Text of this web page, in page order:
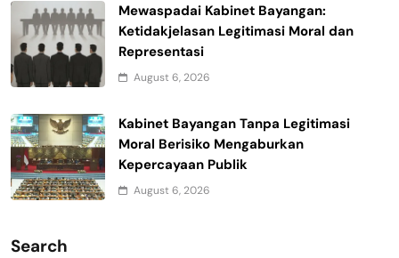
Mewaspadai Kabinet Bayangan:
Ketidakjelasan Legitimasi Moral dan
Representasi
August 6, 2026
Kabinet Bayangan Tanpa Legitimasi
Moral Berisiko Mengaburkan
Kepercayaan Publik
August 6, 2026
Search